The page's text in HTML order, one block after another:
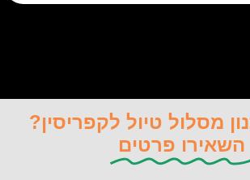
מסלול טיול לקפריסין?
השאירו פרטים